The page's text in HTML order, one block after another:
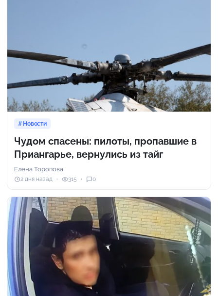
Новости
Чудом спасены: пилоты, пропавшие в
Приангарье, вернулись из тайг
Елена Торопова
2 дня назад 315 0